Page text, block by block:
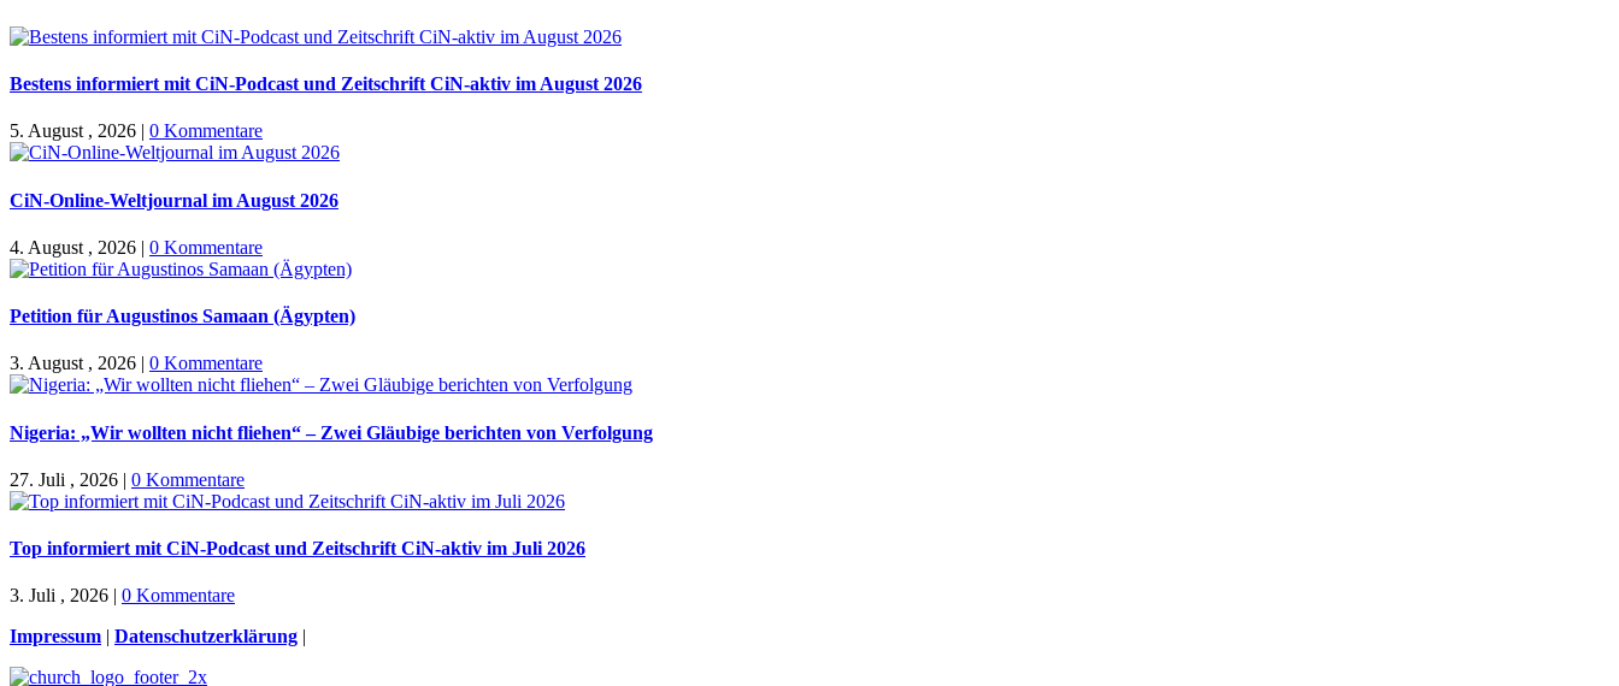
Bestens informiert mit CiN-Podcast und Zeitschrift CiN-aktiv im August 2026
5. August , 2026 | 0 Kommentare
CiN-Online-Weltjournal im August 2026
4. August , 2026 | 0 Kommentare
Petition für Augustinos Samaan (Ägypten)
3. August , 2026 | 0 Kommentare
Nigeria: „Wir wollten nicht fliehen“ – Zwei Gläubige berichten von Verfolgung
27. Juli , 2026 | 0 Kommentare
Top informiert mit CiN-Podcast und Zeitschrift CiN-aktiv im Juli 2026
3. Juli , 2026 | 0 Kommentare
Impressum | Datenschutzerklärung |